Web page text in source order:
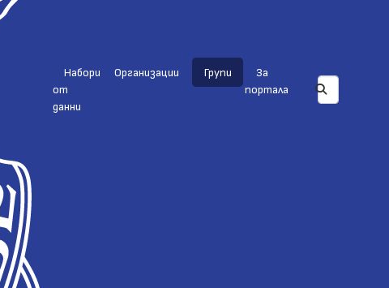
Набори
от
данни
Организации Групи
За
портала